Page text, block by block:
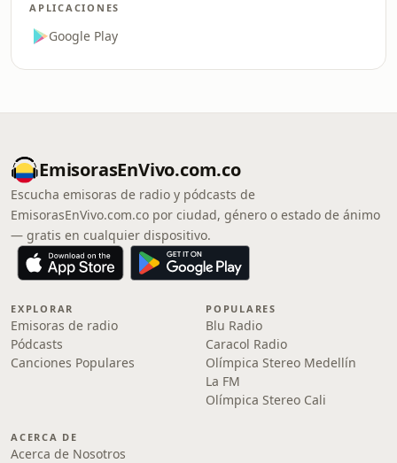
APLICACIONES
Google Play
EmisorasEnVivo.com.co
Escucha emisoras de radio y pódcasts de
EmisorasEnVivo.com.co por ciudad, género o estado de ánimo
— gratis en cualquier dispositivo.
EXPLORAR
Emisoras de radio
Pódcasts
Canciones Populares
POPULARES
Blu Radio
Caracol Radio
Olímpica Stereo Medellín
La FM
Olímpica Stereo Cali
ACERCA DE
Acerca de Nosotros